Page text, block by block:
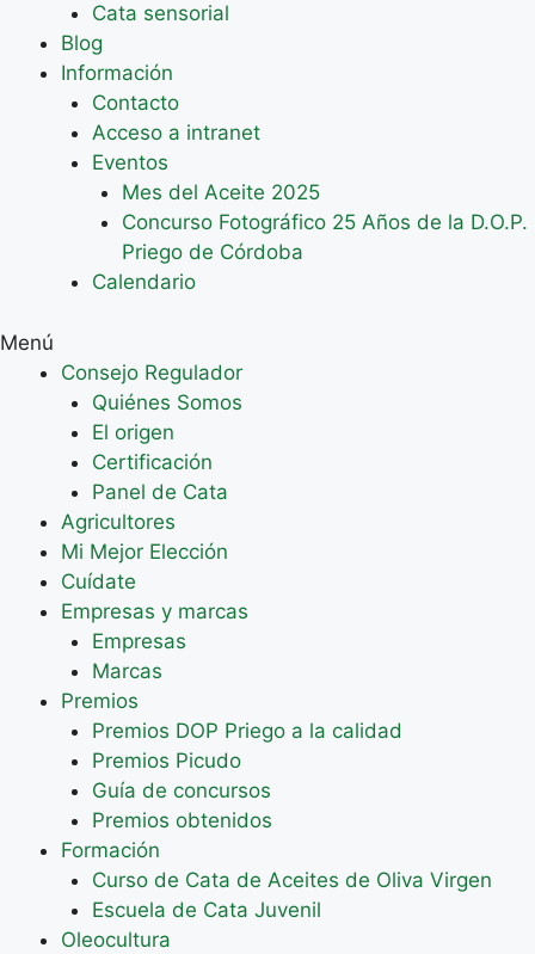
Cata sensorial
Blog
Información
Contacto
Acceso a intranet
Eventos
Mes del Aceite 2025
Concurso Fotográfico 25 Años de la D.O.P.
Priego de Córdoba
Calendario
Menú
Consejo Regulador
Quiénes Somos
El origen
Certificación
Panel de Cata
Agricultores
Mi Mejor Elección
Cuídate
Empresas y marcas
Empresas
Marcas
Premios
Premios DOP Priego a la calidad
Premios Picudo
Guía de concursos
Premios obtenidos
Formación
Curso de Cata de Aceites de Oliva Virgen
Escuela de Cata Juvenil
Oleocultura